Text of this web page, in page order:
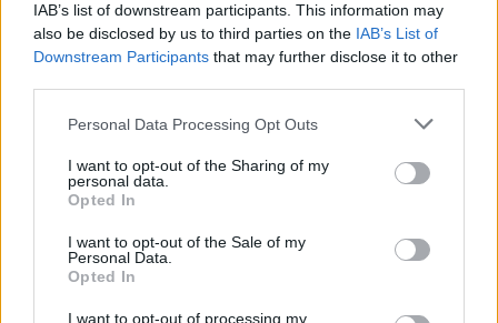
IAB’s list of downstream participants. This information may
also be disclosed by us to third parties on the IAB’s List of
Downstream Participants that may further disclose it to other
Personal Data Processing Opt Outs
I want to opt-out of the Sharing of my
personal data.
Opted In
I want to opt-out of the Sale of my
Personal Data.
Opted In
I want to opt-out of processing my
Esim for Global|Esim for Europe|
Esim for Caribbean